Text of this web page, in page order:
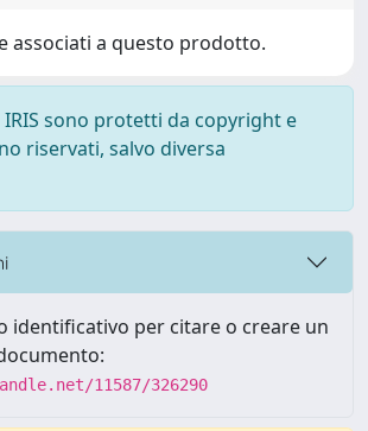
associati a questo prodotto.
sono protetti da copyright e
riservati, salvo diversa
identificativo per citare o creare un
11587/326290